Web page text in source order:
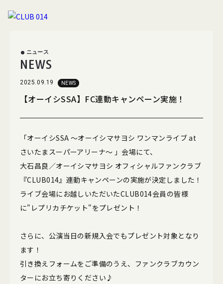
ブログ グッズ
NEWS
ニュース
2025.09.19 NEWS
【オーイシSSA】FC連動キャンペーン実施！
「オーイシSSA 〜オーイシマサヨシ ワンマンライブ at
さいたまスーパーアリーナ〜 」会場にて、
大石昌良／オーイシマサヨシ オフィシャルファンクラブ
『CLUB014』連動キャンペーンの実施が決定しました！
ライブ会場にお越しいただいたCLUB014会員の皆様
に"レプリカチケット"をプレゼント！
さらに、公演当日の新規入会でもプレゼント対象となり
ます！
引き換えフォームをご準備のうえ、ファンクラブカウン
ターにお立ち寄りください♪